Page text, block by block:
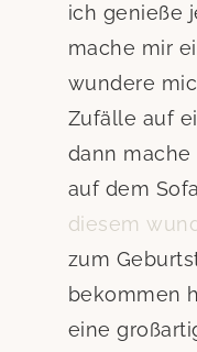
ich genieße
mache mir
wundere
Zufälle auf
dann
auf dem
diesem
zum
bekommen
eine